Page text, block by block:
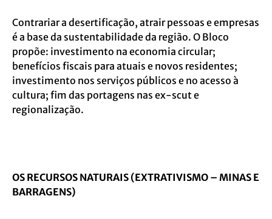
Contrariar a desertificação, atrair pessoas e empresas
é a base da sustentabilidade da região. O Bloco
propõe: investimento na economia circular;
benefícios fiscais para atuais e novos residentes;
investimento nos serviços públicos e no acesso à
cultura; fim das portagens nas ex-scut e
regionalização.
OS RECURSOS NATURAIS (EXTRATIVISMO – MINAS E
BARRAGENS)